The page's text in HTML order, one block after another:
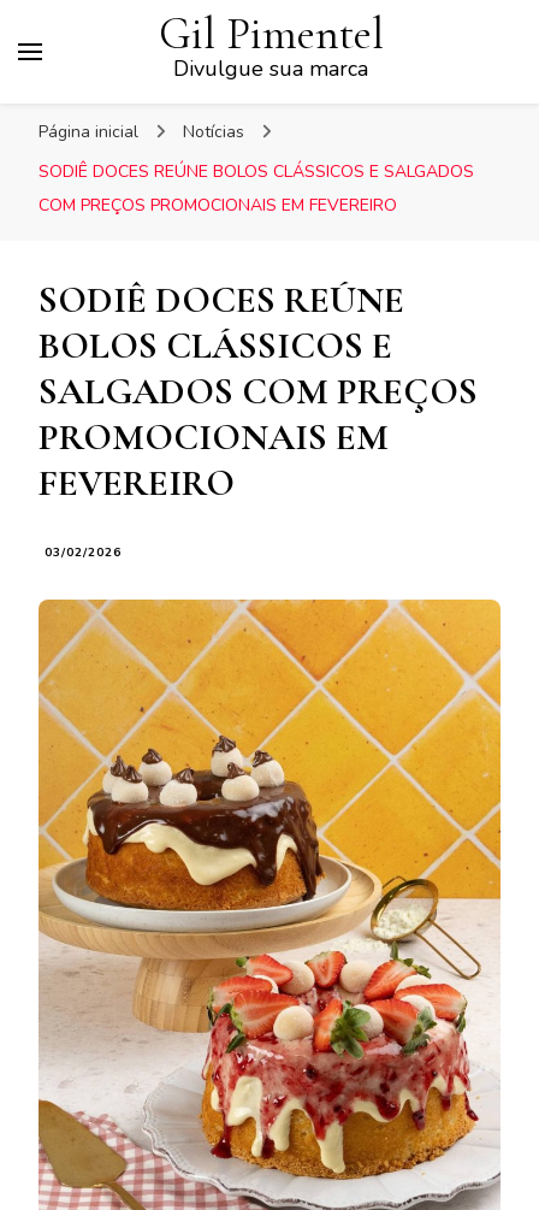
Gil Pimentel
Divulgue sua marca
Página inicial
Notícias
SODIÊ DOCES REÚNE BOLOS CLÁSSICOS E SALGADOS
COM PREÇOS PROMOCIONAIS EM FEVEREIRO
SODIÊ DOCES REÚNE
BOLOS CLÁSSICOS E
SALGADOS COM PREÇOS
PROMOCIONAIS EM
FEVEREIRO
03/02/2026